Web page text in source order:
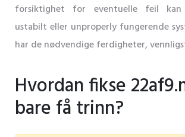
forsiktighet for eventuelle feil
ustabilt eller unproperly fungerende
har de nødvendige ferdigheter,
Hvordan fikse
bare få trinn?